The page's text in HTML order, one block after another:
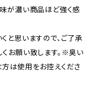
が濃い商品ほど強く感
と思いますので、ご了承
お願い致します。※臭い
は使用をお控えくださ